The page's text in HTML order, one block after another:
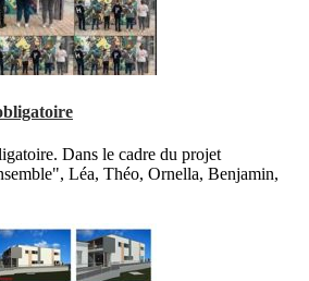
Dans le cadre du projet
Léa, Théo, Ornella, Benjamin,